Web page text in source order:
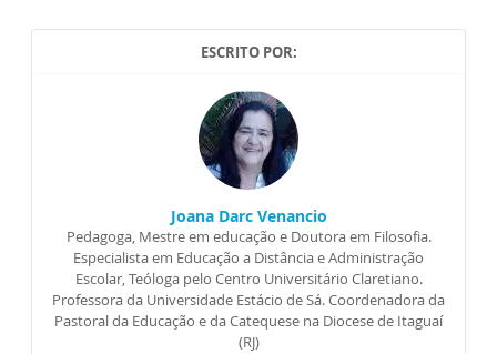
ESCRITO POR:
Joana Darc Venancio
Pedagoga, Mestre em educação e Doutora em Filosofia.
Especialista em Educação a Distância e Administração
Escolar, Teóloga pelo Centro Universitário Claretiano.
Professora da Universidade Estácio de Sá. Coordenadora da
Pastoral da Educação e da Catequese na Diocese de Itaguaí
(RJ)